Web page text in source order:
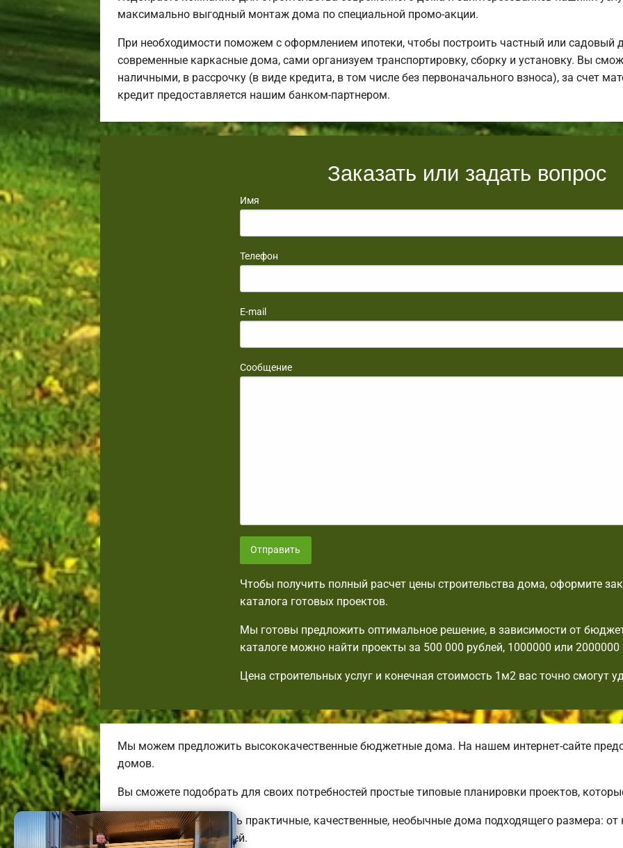
максимально выгодный монтаж дома по специальной промо-акции.
При необходимости поможем с оформлением ипотеки, чтобы построить частный или садовый
современные каркасные дома, сами организуем транспортировку, сборку и установку. Вы
наличными, в рассрочку (в виде кредита, в том числе без первоначального взноса), за счет
кредит предоставляется нашим банком-партнером.
Заказать или задать вопрос
Имя
Телефон
E-mail
Сообщение
Отправить
Чтобы получить полный расчет цены строительства дома, оформите
каталога готовых проектов.
Мы готовы предложить оптимальное решение, в зависимости от
каталоге можно найти проекты за 500 000 рублей, 1000000 или 2000000
Цена строительных услуг и конечная стоимость 1м2 вас точно смогут
Мы можем предложить высококачественные бюджетные дома. На нашем интернет-сайте
домов.
Вы сможете подобрать для своих потребностей простые типовые планировки проектов,
Мы готовы предложить практичные, качественные, необычные дома подходящего размера:
трехэтажных коттеджей.